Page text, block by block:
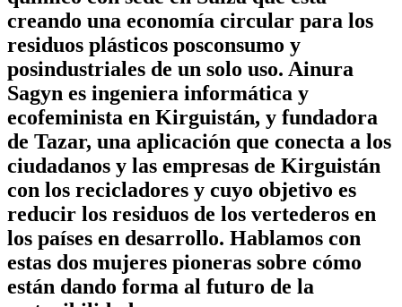
creando una economía circular para los
residuos plásticos posconsumo y
posindustriales de un solo uso. Ainura
Sagyn es ingeniera informática y
ecofeminista en Kirguistán, y fundadora
de Tazar, una aplicación que conecta a los
ciudadanos y las empresas de Kirguistán
con los recicladores y cuyo objetivo es
reducir los residuos de los vertederos en
los países en desarrollo. Hablamos con
estas dos mujeres pioneras sobre cómo
están dando forma al futuro de la